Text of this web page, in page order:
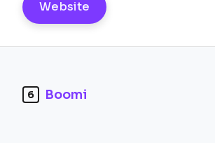
Website
6 Boomi